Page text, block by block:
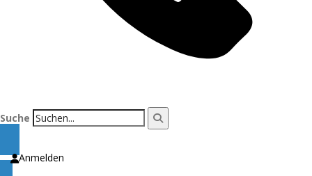
Suche
Anmelden